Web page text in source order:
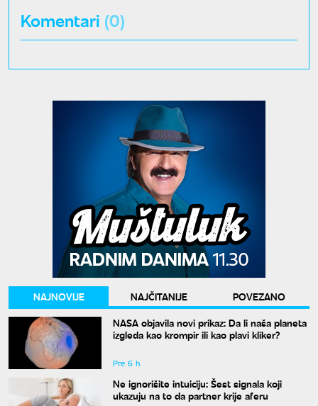
Komentari (0)
NAJNOVIJE NAJČITANIJE
POVEZANO
NASA objavila novi prikaz: Da li naša planeta
izgleda kao krompir ili kao plavi kliker?
Pre 6 h
Ne ignorišite intuiciju: Šest signala koji
ukazuju na to da partner krije aferu